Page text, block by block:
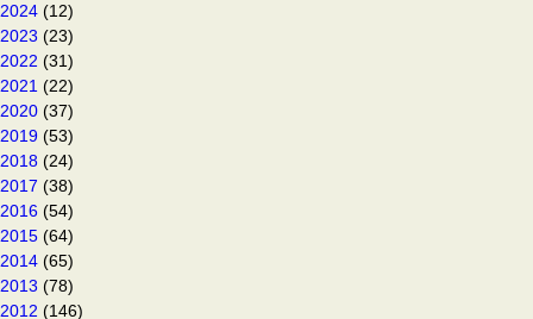
2024 (12)
2023 (23)
2022 (31)
2021 (22)
2020 (37)
2019 (53)
2018 (24)
2017 (38)
2016 (54)
2015 (64)
2014 (65)
2013 (78)
2012 (146)